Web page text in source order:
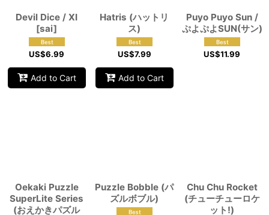
Devil Dice / XI
[sai]
US$6.99
Add to Cart
Hatris (ハットリ
ス)
US$7.99
Add to Cart
Puyo Puyo Sun /
ぷよぷよSUN(サン)
US$11.99
Oekaki Puzzle
SuperLite Series
(おえかきパズル
Puzzle Bobble (パ
ズルボブル)
Chu Chu Rocket
(チューチューロケ
ット!)